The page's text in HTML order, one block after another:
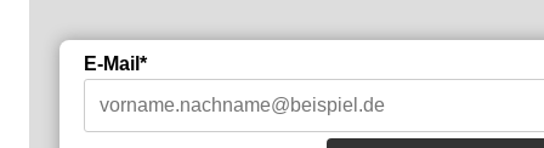
E-Mail*